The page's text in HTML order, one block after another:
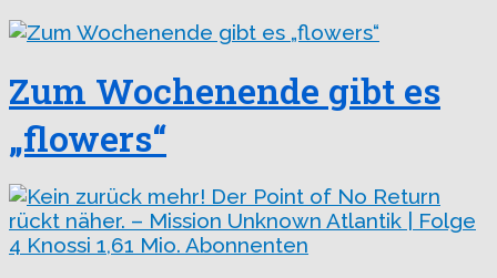
Zum Wochenende gibt es
„flowers“